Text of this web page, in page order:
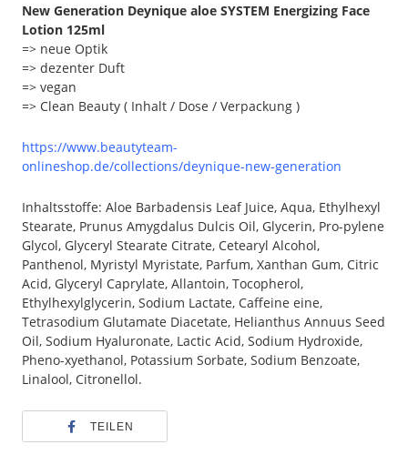
New Generation Deynique aloe SYSTEM Energizing Face
Lotion 125ml
=> neue Optik
=> dezenter Duft
=> vegan
=> Clean Beauty ( Inhalt / Dose / Verpackung )
https://www.beautyteam-
onlineshop.de/collections/deynique-new-generation
Inhaltsstoffe: Aloe Barbadensis Leaf Juice, Aqua, Ethylhexyl
Stearate, Prunus Amygdalus Dulcis Oil, Glycerin, Pro-pylene
Glycol, Glyceryl Stearate Citrate, Cetearyl Alcohol,
Panthenol, Myristyl Myristate, Parfum, Xanthan Gum, Citric
Acid, Glyceryl Caprylate, Allantoin, Tocopherol,
Ethylhexylglycerin, Sodium Lactate, Caffeine eine,
Tetrasodium Glutamate Diacetate, Helianthus Annuus Seed
Oil, Sodium Hyaluronate, Lactic Acid, Sodium Hydroxide,
Pheno-xyethanol, Potassium Sorbate, Sodium Benzoate,
Linalool, Citronellol.
TEILEN